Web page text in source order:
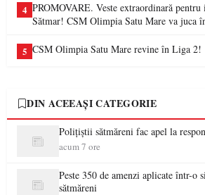
4 PROMOVARE. Veste extraordinară
Sătmar! CSM Olimpia Satu Mare va juca
5 CSM Olimpia Satu Mare revine în Liga 2!
DIN ACEEAȘI CATEGORIE
acum 7 ore
Peste 350 de amenzi aplicate într-o
sătmăreni